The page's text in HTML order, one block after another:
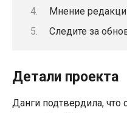
Мнение
Следите за
Детали проекта
Данги подтвердила, что